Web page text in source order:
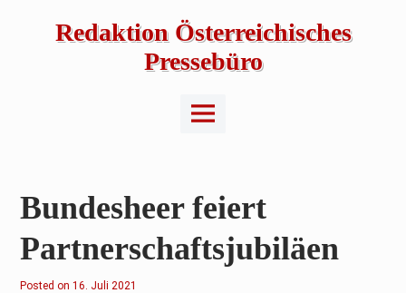
Redaktion Österreichisches
Pressebüro
Main
Menu
Bundesheer feiert
Partnerschaftsjubiläen
Posted on1
16. Juli 2021